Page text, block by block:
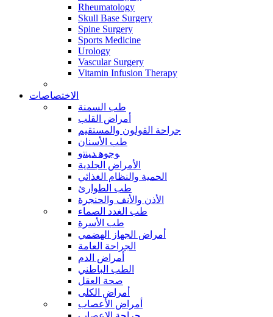
Rheumatology
Skull Base Surgery
Spine Surgery
Sports Medicine
Urology
Vascular Surgery
Vitamin Infusion Therapy
الاختصاصات
طب السمنة
أمراض القلب
جراحة القولون والمستقيم
طب الأسنان
ﻮﺟﻮﻫ ﺪﻴﻨﺗﻭ
الأمراض الجلدية
الحمية والنظام الغذائي
طب الطوارئ
الأذن والأنف والحنجرة
طب الغدد الصماء
طب الأسرة
أمراض الجهاز الهضمي
الجراحة العامة
أمراض الدم
الطب الباطني
صحة العقل
أمراض الكلى
أمراض الأعصاب